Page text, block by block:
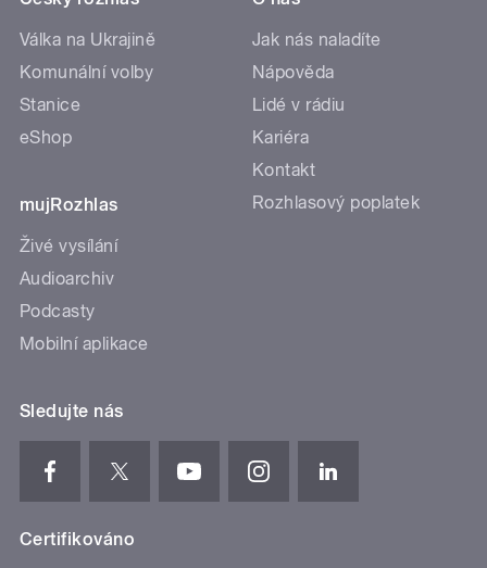
Válka na Ukrajině
Komunální volby
Stanice
eShop
mujRozhlas
Živé vysílání
Audioarchiv
Podcasty
Mobilní aplikace
Jak nás naladíte
Nápověda
Lidé v rádiu
Kariéra
Kontakt
Rozhlasový poplatek
Sledujte nás
Certifikováno